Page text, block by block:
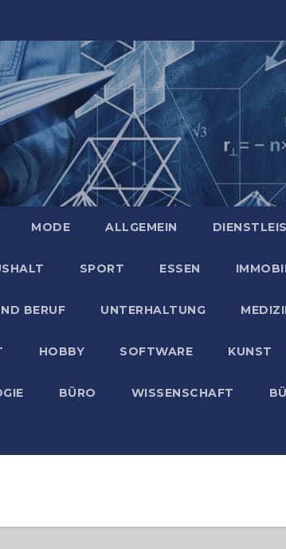
MODE ALLGEMEIN
SPORT ESSEN
BERUF UNTERHALTUNG
HOBBY SOFTWARE KUNST
BÜRO WISSENSCHAFT